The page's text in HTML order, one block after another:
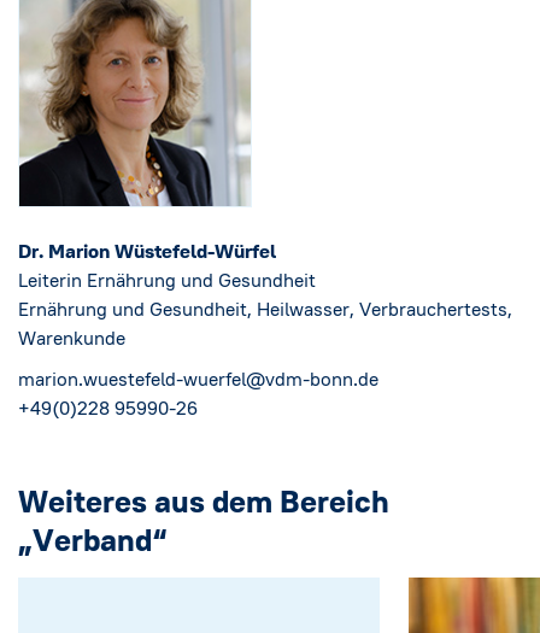
Dr. Marion Wüstefeld-Würfel
Leiterin Ernährung und Gesundheit
Ernährung und Gesundheit, Heilwasser, Verbrauchertests,
Warenkunde
marion.wuestefeld-wuerfel@vdm-bonn.de
+49(0)228 95990-26
Weiteres aus dem Bereich
„Verband“